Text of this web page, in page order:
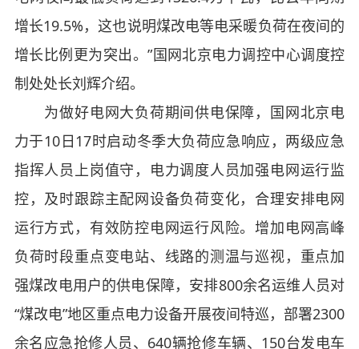
增长19.5%，这也说明煤改电等电采暖负荷在夜间的
增长比例更为突出。”国网北京电力调控中心调度控
制处处长刘辉介绍。
为做好电网大负荷期间供电保障，国网北京电
力于10日17时启动冬季大负荷应急响应，两级应急
指挥人员上岗值守，电力调度人员加强电网运行监
控，及时跟踪主配网设备负荷变化，合理安排电网
运行方式，有效防控电网运行风险。增加电网高峰
负荷时段重点变电站、线路的测温与巡视，重点加
强煤改电用户的供电保障，安排800余名运维人员对
“煤改电”地区重点电力设备开展夜间特巡，部署2300
余名应急抢修人员、640辆抢修车辆、150台发电车